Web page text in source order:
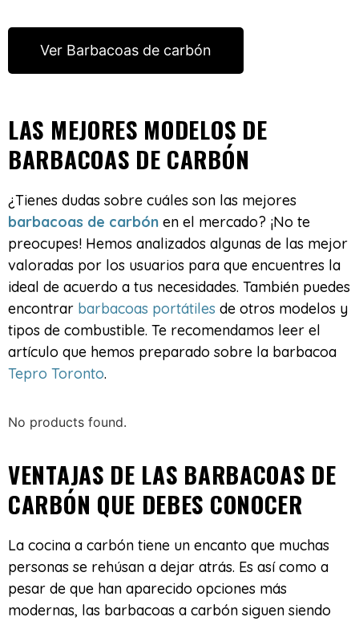
Ver Barbacoas de carbón
LAS MEJORES MODELOS DE
BARBACOAS DE CARBÓN
¿Tienes dudas sobre cuáles son las mejores
barbacoas de carbón en el mercado? ¡No te
preocupes! Hemos analizados algunas de las mejor
valoradas por los usuarios para que encuentres la
ideal de acuerdo a tus necesidades. También puedes
encontrar barbacoas portátiles de otros modelos y
tipos de combustible. Te recomendamos leer el
artículo que hemos preparado sobre la barbacoa
Tepro Toronto.
No products found.
VENTAJAS DE LAS BARBACOAS DE
CARBÓN QUE DEBES CONOCER
La cocina a carbón tiene un encanto que muchas
personas se rehúsan a dejar atrás. Es así como a
pesar de que han aparecido opciones más
modernas, las barbacoas a carbón siguen siendo